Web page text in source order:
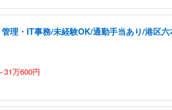
理・IT事務/未経験OK/通勤手当あり/港区六
31万600円